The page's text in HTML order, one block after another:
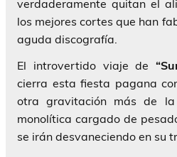
verdaderamente quitan el
los mejores cortes que han
aguda discografía.
El introvertido viaje de
cierra esta fiesta pagana
otra gravitación más de
monolítica cargado de
se irán desvaneciendo en su